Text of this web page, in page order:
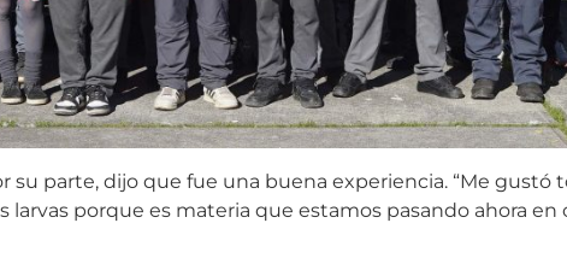
su parte, dijo que fue una buena experiencia. “Me gustó
larvas porque es materia que estamos pasando ahora en